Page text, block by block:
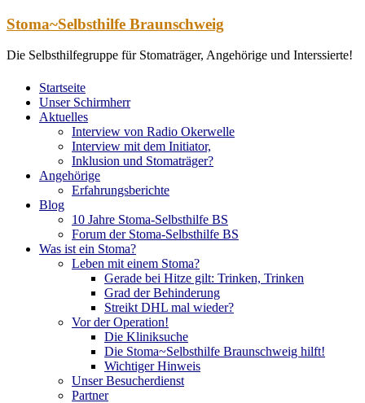
Zum
springen
Stoma~Selbsthilfe Braunschweig
Die Selbsthilfegruppe für Stomaträger, Angehörige und Interssierte!
Startseite
Unser Schirmherr
Aktuelles
Interview von Radio Okerwelle
Interview mit dem Initiator,
Inklusion und Stomaträger?
Angehörige
Erfahrungsberichte
Blog
10 Jahre Stoma-Selbsthilfe BS
Forum der Stoma-Selbsthilfe BS
Was ist ein Stoma?
Leben mit einem Stoma?
Gerade bei Hitze gilt: Trinken, Trinken
Grad der Behinderung
Streikt DHL mal wieder?
Vor der Operation!
Die Kliniksuche
Die Stoma~Selbsthilfe Braunschweig hilft!
Wichtiger Hinweis
Unser Besucherdienst
Partner